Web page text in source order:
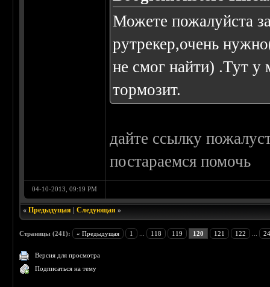
Можете пожалуйста
рутрекер,очень
не смог найти) .Тут у
тормозит.
дайте ссылку
постараемся помочь
04-10-2013, 09:19 PM
«Предыдущая |Следующая »
Страницы (241): « Предыдущая 1 118 119 120 121 122
Версия для просмотра
Подписаться на тему